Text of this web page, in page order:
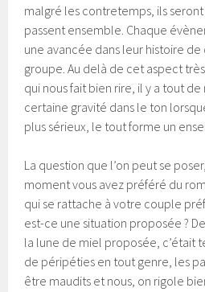
malgré les contretemps, ils seront
passent ensemble. Chaque
une avancée dans leur histoire
groupe. Au delà de cet aspect
qui nous fait bien rire, il y a tout
certaine gravité dans le ton
plus sérieux, le tout forme un
La question que l’on peut se
moment vous avez préféré du
qui se rattache à votre couple
est-ce une situation proposée ?
la lune de miel proposée, c’était
de péripéties en tout genre, les
être maudits et nous, on rigole